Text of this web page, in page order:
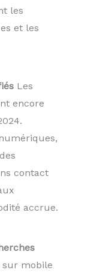
les
et les
Les
encore
contact
accrue.
sur mobile